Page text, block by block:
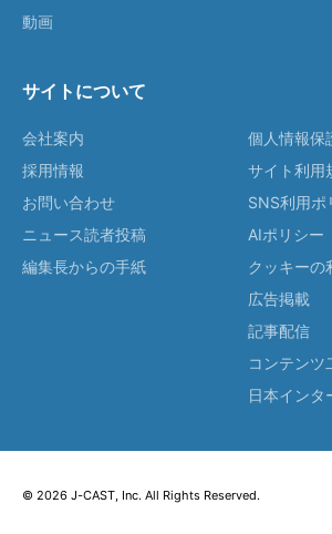
動画
サイトについて
会社案内
採用情報
お問い合わせ
ニュース読者投稿
編集長からの手紙
個人情報保
サイト利用
SNS利用ポ
AIポリシー
クッキーの
広告掲載
記事配信
コンテンツ
日本インタ
© 2026 J-CAST, Inc. All Rights Reserved.